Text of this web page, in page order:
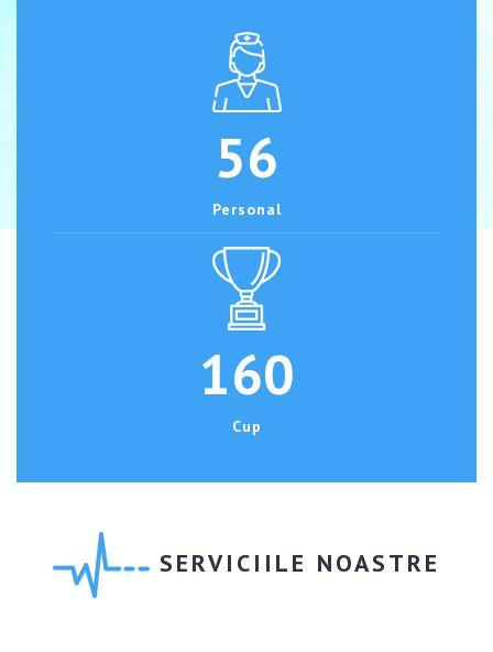
56
Personal
160
Cup
SERVICIILE NOASTRE